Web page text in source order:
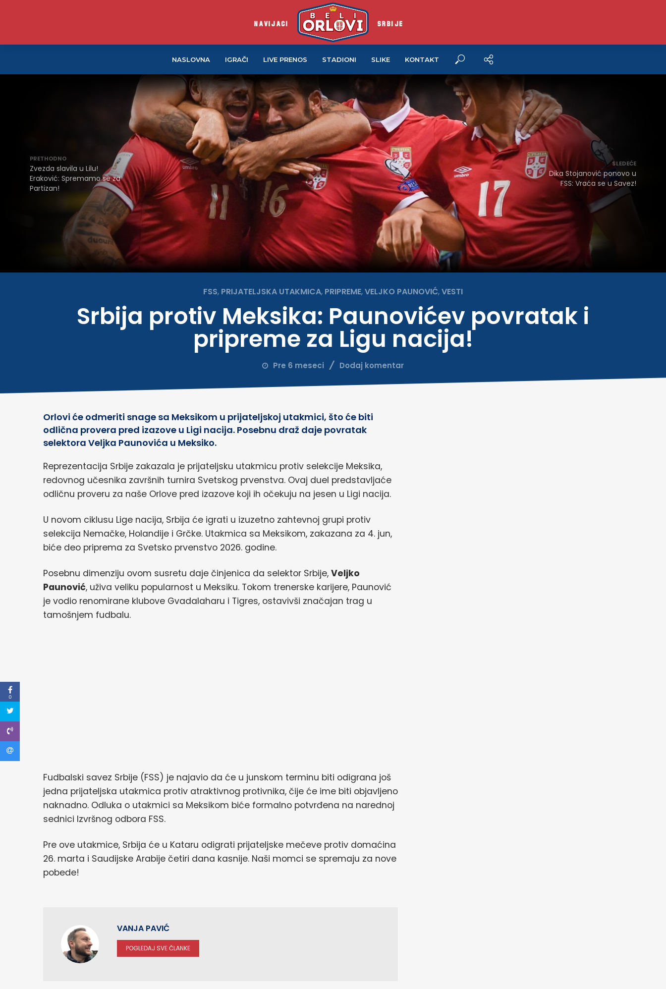
NAVIJACI SRBIJE
NASLOVNA IGRAČI LIVE PRENOS STADIONI SLIKE KONTAKT
PRETHODNO
Zvezda slavila u Lilu!
Eraković: Spremamo se za
Partizan!
SLEDEĆE
Dika Stojanović ponovo u
FSS: Vraća se u Savez!
FSS, PRIJATELJSKA UTAKMICA, PRIPREME,VELJKO PAUNOVIĆ,VESTI
Srbija protiv Meksika: Paunovićev povratak i
pripreme za Ligu nacija!
Pre 6 meseci Dodaj komentar
Orlovi će odmeriti snage sa Meksikom u prijateljskoj utakmici, što će biti
odlična provera pred izazove u Ligi nacija. Posebnu draž daje povratak
selektora Veljka Paunovića u Meksiko.
Reprezentacija Srbije zakazala je prijateljsku utakmicu protiv selekcije Meksika,
redovnog učesnika završnih turnira Svetskog prvenstva. Ovaj duel predstavljaće
odličnu proveru za naše Orlove pred izazove koji ih očekuju na jesen u Ligi nacija.
U novom ciklusu Lige nacija, Srbija će igrati u izuzetno zahtevnoj grupi protiv
selekcija Nemačke, Holandije i Grčke. Utakmica sa Meksikom, zakazana za 4. jun,
biće deo priprema za Svetsko prvenstvo 2026. godine.
Posebnu dimenziju ovom susretu daje činjenica da selektor Srbije, Veljko
Paunović, uživa veliku popularnost u Meksiku. Tokom trenerske karijere, Paunović
je vodio renomirane klubove Gvadalaharu i Tigres, ostavivši značajan trag u
tamošnjem fudbalu.
Fudbalski savez Srbije (FSS) je najavio da će u junskom terminu biti odigrana još
jedna prijateljska utakmica protiv atraktivnog protivnika, čije će ime biti objavljeno
naknadno. Odluka o utakmici sa Meksikom biće formalno potvrđena na narednoj
sednici Izvršnog odbora FSS.
Pre ove utakmice, Srbija će u Kataru odigrati prijateljske mečeve protiv domaćina
26. marta i Saudijske Arabije četiri dana kasnije. Naši momci se spremaju za nove
pobede!
VANJA PAVIĆ
POGLEDAJ SVE ČLANKE
0